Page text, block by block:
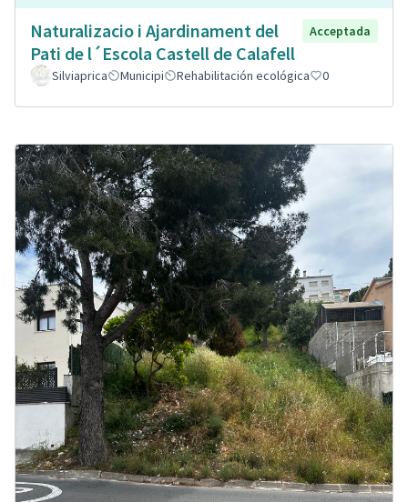
Naturalizacio i Ajardinament del
Pati de l´Escola Castell de Calafell
Acceptada
Silviaprica Municipi Rehabilitación ecológica 0